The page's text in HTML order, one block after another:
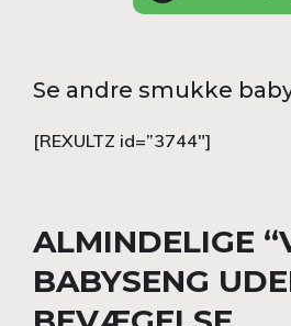
Se andre smukke
[REXULTZ id=”3744″]
ALMINDELIGE
BABYSENG